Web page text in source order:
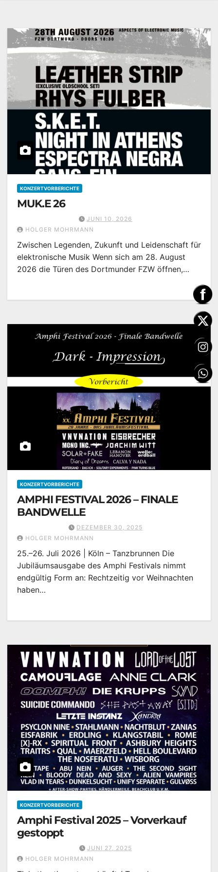
KONZERTVORBERICHTE
MUK.E 26
JUNI 10, 2026
HOLGER MOHRMANN
Zwischen Legenden, Zukunft und Leidenschaft für
elektronische Musik Wenn sich am 28. August
2026 die Türen des Dortmunder FZW öffnen,…
KONZERTVORBERICHTE
AMPHI FESTIVAL 2026 – FINALE
BANDWELLE
DEZEMBER 30, 2025
HOLGER MOHRMANN
25.–26. Juli 2026 | Köln – Tanzbrunnen Die
Jubiläumsausgabe des Amphi Festivals nimmt
endgültig Form an: Rechtzeitig vor Weihnachten
haben…
KONZERTVORBERICHTE
Amphi Festival 2025 – Vorverkauf
gestoppt
JUNI 27, 2025
HOLGER MOHRMANN